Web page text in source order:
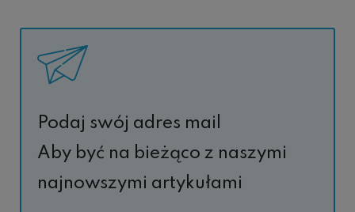
Podaj swój adres mail
Aby być na bieżąco z naszymi
najnowszymi artykułami